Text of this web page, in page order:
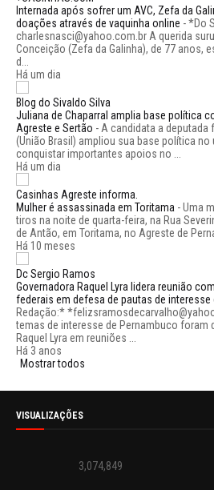
Internada após sofrer um AVC, Zefa da
doações através de vaquinha online -*Do
charlesnasci@yahoo.com.br A querida
Conceição (Zefa da Galinha), de 77 anos,
d...
Há um dia
Blog do Sivaldo Silva
Juliana de Chaparral amplia base política
Agreste e Sertão - A candidata a deputada
(União Brasil) ampliou sua base política
conquistar importantes apoios no ...
Há um dia
Casinhas Agreste informa.
Mulher é assassinada em Toritama -Uma
tiros na noite de quarta-feira, na Rua
de Antão, em Toritama, no Agreste de
Há 10 meses
Dc Sergio Ramos
Governadora Raquel Lyra lidera reunião
federais em defesa de pautas de interesse
Redação:*
temas de interesse de Pernambuco foram
Raquel Lyra em reuniões ...
Há 3 anos
Mostrar todos
VISUALIZAÇÕES
3,074,849